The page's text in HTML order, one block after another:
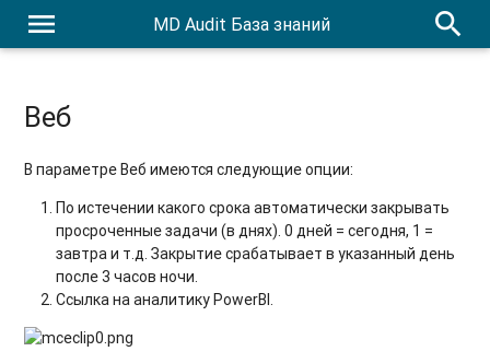
menu MD Audit База знаний search
Веб
В параметре Веб имеются следующие опции:
По истечении какого срока автоматически закрывать
просроченные задачи (в днях). 0 дней = сегодня, 1 =
завтра и т.д. Закрытие срабатывает в указанный день
после 3 часов ночи.
Ссылка на аналитику PowerBI.